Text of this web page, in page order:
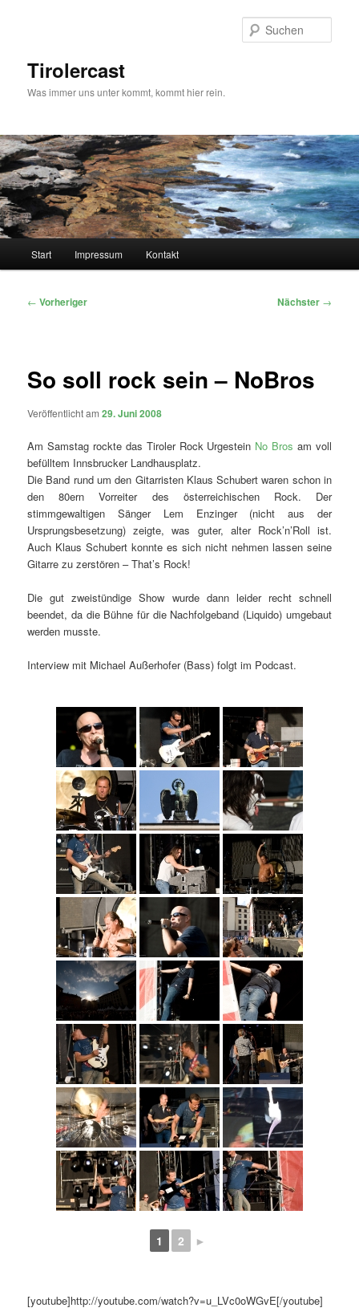
Tirolercast
Was immer uns unter kommt, kommt hier rein.
Start Impressum Kontakt
Beitragsnavigation
← Vorheriger Nächster →
So soll rock sein – NoBros
Veröffentlicht am29. Juni 2008
Am Samstag rockte das Tiroler Rock Urgestein No Bros am voll
befülltem Innsbrucker Landhausplatz.
Die Band rund um den Gitarristen Klaus Schubert waren schon in
den 80ern Vorreiter des österreichischen Rock. Der
stimmgewaltigen Sänger Lem Enzinger (nicht aus der
Ursprungsbesetzung) zeigte, was guter, alter Rock’n’Roll ist.
Auch Klaus Schubert konnte es sich nicht nehmen lassen seine
Gitarre zu zerstören – That’s Rock!
Die gut zweistündige Show wurde dann leider recht schnell
beendet, da die Bühne für die Nachfolgeband (Liquido) umgebaut
werden musste.
Interview mit Michael Außerhofer (Bass) folgt im Podcast.
1 2 ►
[youtube]http://youtube.com/watch?v=u_LVc0oWGvE[/youtube]